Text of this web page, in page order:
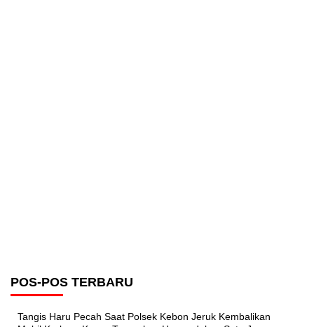
POS-POS TERBARU
Tangis Haru Pecah Saat Polsek Kebon Jeruk Kembalikan